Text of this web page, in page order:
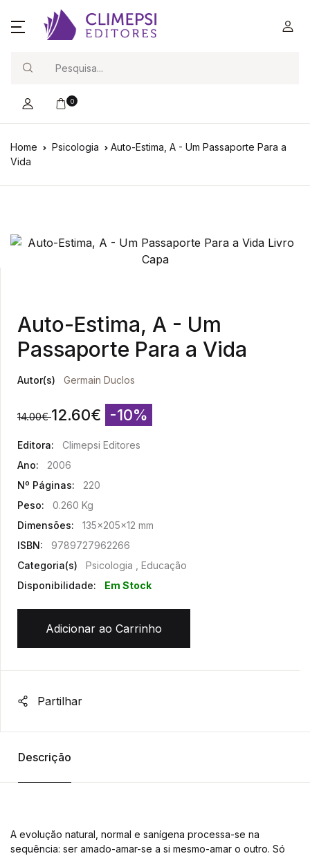
0
Home Psicologia
Auto-Estima, A - Um Passaporte Para a
Vida
Auto-Estima, A - Um
Passaporte Para a Vida
Autor(s) Germain Duclos
14.00€ 12.60€ -10%
Editora:
Climepsi Editores
Ano:
2006
Nº Páginas:
220
Peso:
0.260 Kg
Dimensões:
135x205x12 mm
ISBN:
9789727962266
Categoria(s)
Psicologia , Educação
Disponibilidade:
Em Stock
Adicionar ao Carrinho
Partilhar
Descrição
A evolução natural, normal e sanígena processa-se na
sequência: ser amado-amar-se a si mesmo-amar o outro. Só